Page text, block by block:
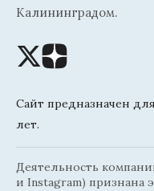
Калининградом.
Сайт предназначен
лет.
Деятельность
и Instagram) признана